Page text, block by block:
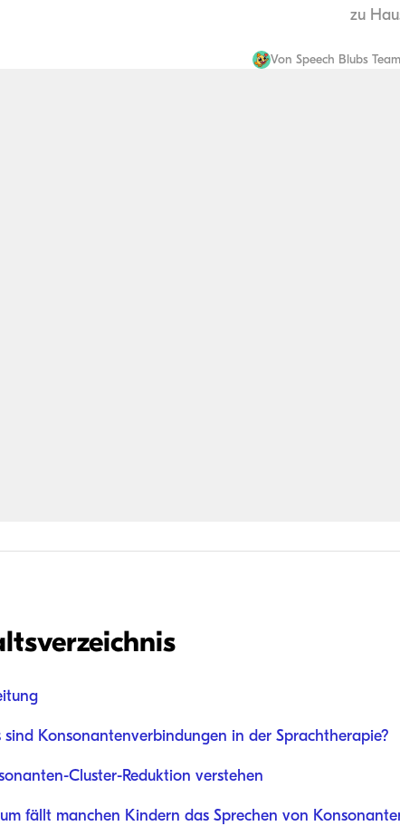
zu
Von Speech Blubs Team
sind Konsonantenverbindungen in der Sprachtherapie?
Cluster-Reduktion verstehen
fällt manchen Kindern das Sprechen von